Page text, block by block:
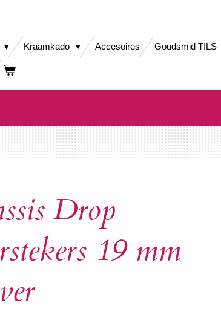
Kraamkado Accesoires Goudsmid TILS
Drop
19 mm